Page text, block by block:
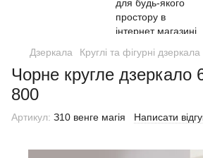
Дзеркала Круглі та фігурні
Чорне кругле дзеркало
800
Артикул: З10 венге магія Написати